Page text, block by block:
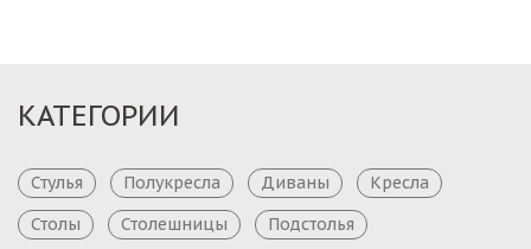
КАТЕГОРИИ
Стулья Полукресла Диваны
Кресла
Столы
Столешницы
Подстолья